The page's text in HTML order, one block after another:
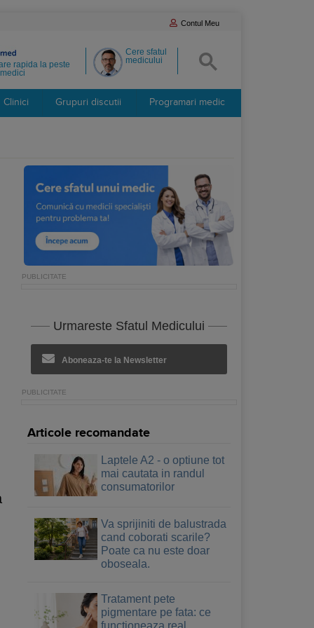
Contul Meu
Cere sfatul
medicului
rapida la peste
Clinici Grupuri discutii Programari medic
Urmareste Sfatul Medicului
Aboneaza-te la Newsletter
Articole recomandate
Laptele A2 - o optiune tot
mai cautata in randul
consumatorilor
Va sprijiniti de balustrada
cand coborati scarile?
Poate ca nu este doar
oboseala.
Tratament pete
pigmentare pe fata: ce
functioneaza real